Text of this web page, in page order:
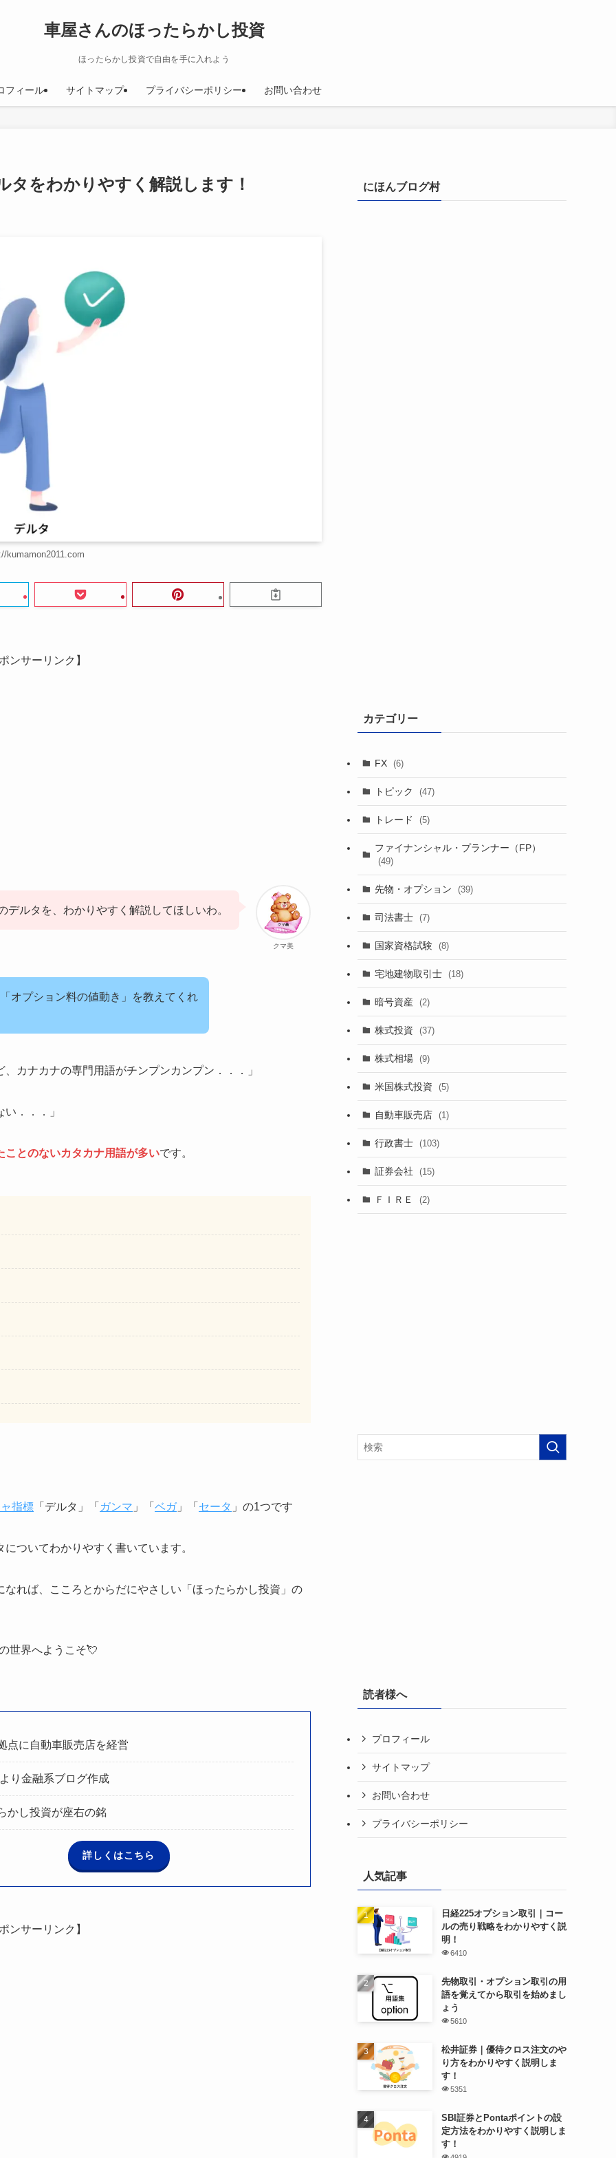
車屋さんのほったらかし投資
ほったらかし投資で自由を手に入れよう
フィール サイトマップ プライバシーポリシー お問い合わせ
タをわかりやすく解説します！
kumamon2011.com
ンサーリンク】
クマ美
デルタを、わかりやすく解説してほしいわ。
オプション料の値動き」を教えてくれ
カナカナの専門用語がチンプンカンプン．．．」
．．．」
ことのないカタカナ用語が多いです。
指標 「デルタ」「 ガンマ 」「 ベガ」「 セータ 」の1つです
ついてわかりやすく書いています。
れば、こころとからだにやさしい「ほったらかし投資」の
世界へようこそ💘
点に自動車販売店を経営
り金融系ブログ作成
かし投資が座右の銘
詳しくはこちら
ンサーリンク】
にほんブログ村
カテゴリー
FX (6)
トピック (47)
トレード (5)
ファイナンシャル・プランナー（FP）
(49)
先物・オプション (39)
司法書士 (7)
国家資格試験 (8)
宅地建物取引士 (18)
暗号資産 (2)
株式投資 (37)
株式相場 (9)
米国株式投資 (5)
自動車販売店 (1)
行政書士 (103)
証券会社 (15)
ＦＩＲＥ (2)
読者様へ
プロフィール
サイトマップ
お問い合わせ
プライバシーポリシー
人気記事
日経225オプション取引｜コー
ルの売り戦略をわかりやすく説
明！
6410
先物取引・オプション取引の用
語を覚えてから取引を始めまし
ょう
5610
松井証券｜優待クロス注文のや
り方をわかりやすく説明しま
す！
5351
SBI証券とPontaポイントの設
定方法をわかりやすく説明しま
す！